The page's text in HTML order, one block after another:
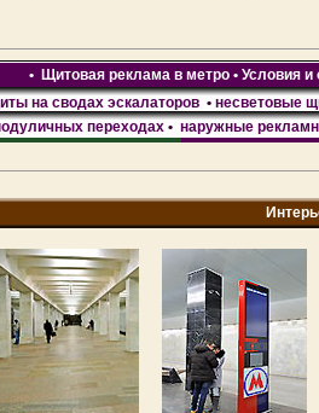
• Щитовая реклама в метро • Условия
на сводах эскалаторов • несветовые
переходах • наружные